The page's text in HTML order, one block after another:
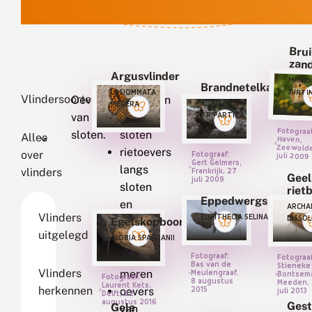
Vlindersoorten
Alles
over
vlinders
Vlinders
uitgelegd
Vlinders
herkennen
Oevers
van
sloten.
struwelen
langs
sloten
rietoevers
langs
sloten
en
meren
oevers
langs
meren
oevers
van
Argusvlinder
LASIOMMATA
MEGERA
Brandnetelkapje
ABROSTOLA
TRIPARTITA
Fotograaf:
Gert Gelmers,
Frankrijk, 27
juli 2009
Haven,
juli 2009
Egelskopboorder
GLOBIA SPARGANII
Fotograaf:
Laurent Kets,
Delft, 22
augustus 2016
Eppedwergspanner
EUPITHECIA SELINATA
Fotograaf:
Bas van de
Meulengraaf,
8 augustus
2015
Stieneke
Meeden,
juli 2013
Gele